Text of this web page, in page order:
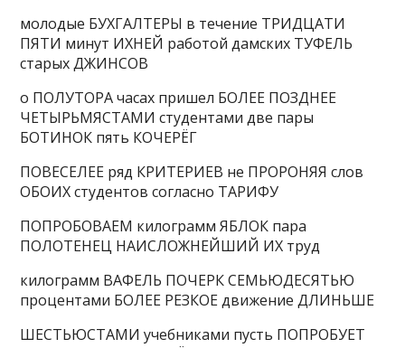
молодые БУХГАЛТЕРЫ в течение ТРИДЦАТИ
ПЯТИ минут ИХНЕЙ работой дамских ТУФЕЛЬ
старых ДЖИНСОВ
о ПОЛУТОРА часах пришел БОЛЕЕ ПОЗДНЕЕ
ЧЕТЫРЬМЯСТАМИ студентами две пары
БОТИНОК пять КОЧЕРЁГ
ПОВЕСЕЛЕЕ ряд КРИТЕРИЕВ не ПРОРОНЯЯ слов
ОБОИХ студентов согласно ТАРИФУ
ПОПРОБОВАЕМ килограмм ЯБЛОК пара
ПОЛОТЕНЕЦ НАИСЛОЖНЕЙШИЙ ИХ труд
килограмм ВАФЕЛЬ ПОЧЕРК СЕМЬЮДЕСЯТЬЮ
процентами БОЛЕЕ РЕЗКОЕ движение ДЛИНЬШЕ
ШЕСТЬЮСТАМИ учебниками пусть ПОПРОБУЕТ